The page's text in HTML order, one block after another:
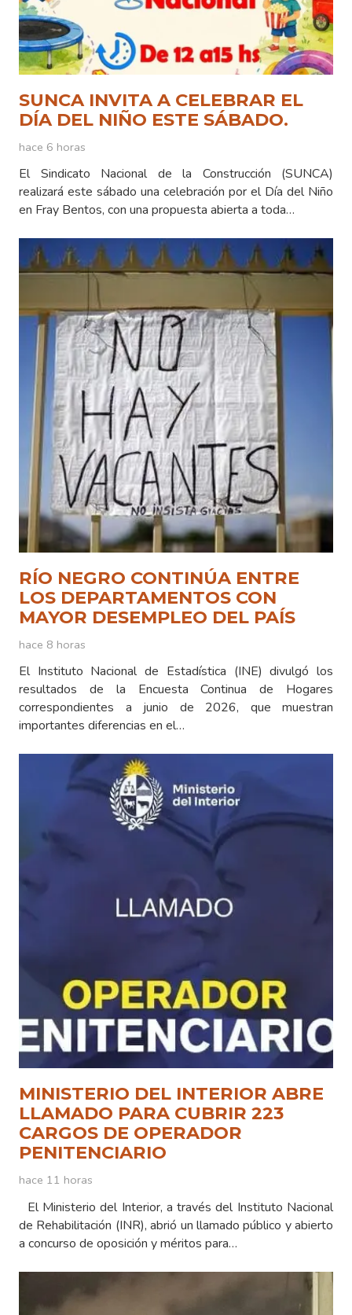
SUNCA INVITA A CELEBRAR EL
DÍA DEL NIÑO ESTE SÁBADO.
hace 6 horas
El Sindicato Nacional de la Construcción (SUNCA)
realizará este sábado una celebración por el Día del Niño
en Fray Bentos, con una propuesta abierta a toda…
RÍO NEGRO CONTINÚA ENTRE
LOS DEPARTAMENTOS CON
MAYOR DESEMPLEO DEL PAÍS
hace 8 horas
El Instituto Nacional de Estadística (INE) divulgó los
resultados de la Encuesta Continua de Hogares
correspondientes a junio de 2026, que muestran
importantes diferencias en el…
MINISTERIO DEL INTERIOR ABRE
LLAMADO PARA CUBRIR 223
CARGOS DE OPERADOR
PENITENCIARIO
hace 11 horas
El Ministerio del Interior, a través del Instituto Nacional
de Rehabilitación (INR), abrió un llamado público y abierto
a concurso de oposición y méritos para…